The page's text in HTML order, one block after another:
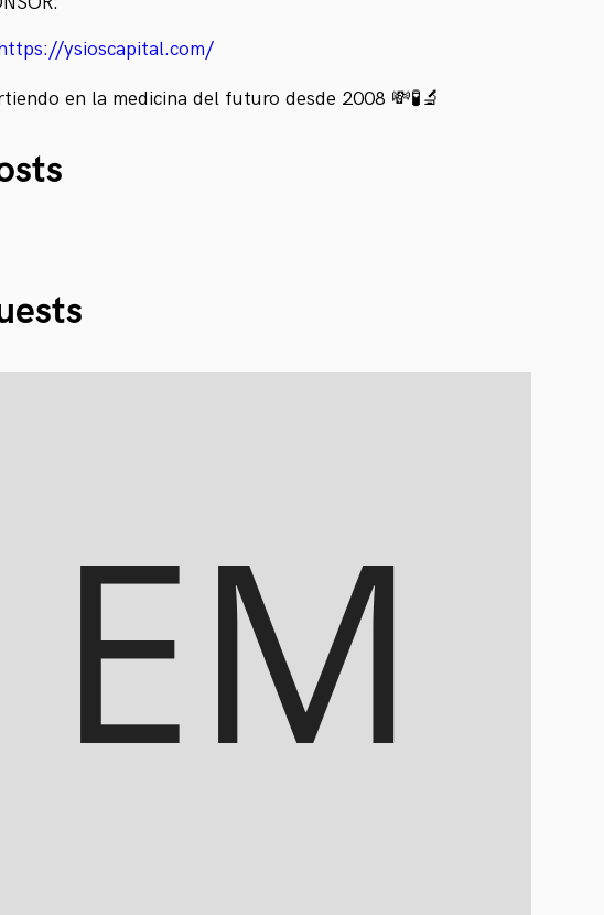
ysioscapital.com/
en la medicina del futuro desde 2008 💸🧪🔬